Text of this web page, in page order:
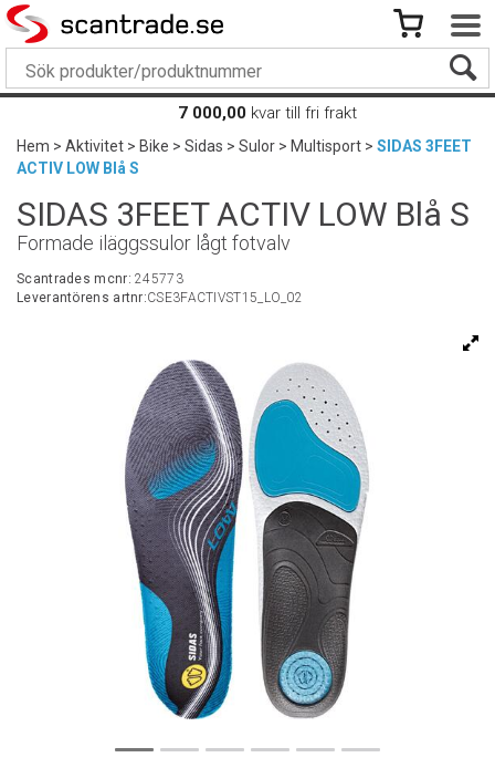
7 000,00 kvar till fri frakt
Hem>Aktivitet>Bike>Sidas>Sulor>Multisport>SIDAS 3FEET
ACTIV LOW Blå S
SIDAS 3FEET ACTIV LOW Blå S
Formade iläggssulor lågt fotvalv
Scantrades mcnr:245773
Leverantörens artnr:CSE3FACTIVST15_LO_02